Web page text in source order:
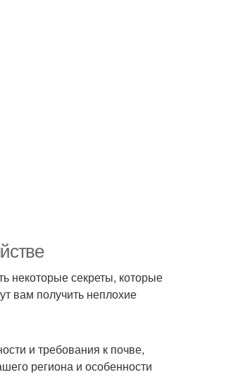
некоторые секреты, которые
вам получить неплохие
и требования к почве,
региона и особенности